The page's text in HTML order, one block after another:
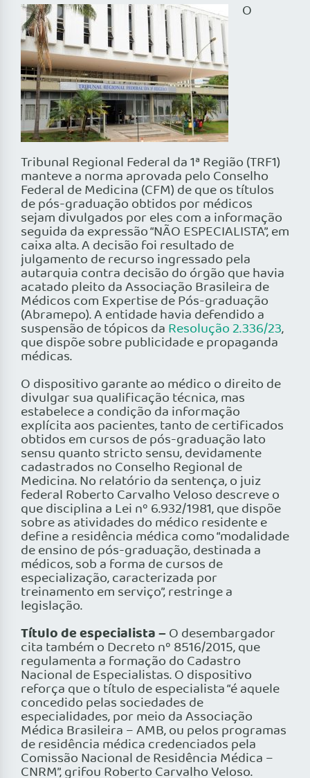
O
Tribunal Regional Federal da 1ª Região (TRF1)
manteve a norma aprovada pelo Conselho
Federal de Medicina (CFM) de que os títulos
de pós-graduação obtidos por médicos
sejam divulgados por eles com a informação
seguida da expressão “NÃO ESPECIALISTA”, em
caixa alta. A decisão foi resultado de
julgamento de recurso ingressado pela
autarquia contra decisão do órgão que havia
acatado pleito da Associação Brasileira de
Médicos com Expertise de Pós-graduação
(Abramepo). A entidade havia defendido a
suspensão de tópicos da Resolução 2.336/23,
que dispõe sobre publicidade e propaganda
médicas.
O dispositivo garante ao médico o direito de
divulgar sua qualificação técnica, mas
estabelece a condição da informação
explícita aos pacientes, tanto de certificados
obtidos em cursos de pós-graduação lato
sensu quanto stricto sensu, devidamente
cadastrados no Conselho Regional de
Medicina. No relatório da sentença, o juiz
federal Roberto Carvalho Veloso descreve o
que disciplina a Lei nº 6.932/1981, que dispõe
sobre as atividades do médico residente e
define a residência médica como “modalidade
de ensino de pós-graduação, destinada a
médicos, sob a forma de cursos de
especialização, caracterizada por
treinamento em serviço”, restringe a
legislação.
Título de especialista –O desembargador
cita também o Decreto nº 8516/2015, que
regulamenta a formação do Cadastro
Nacional de Especialistas. O dispositivo
reforça que o título de especialista “é aquele
concedido pelas sociedades de
especialidades, por meio da Associação
Médica Brasileira – AMB, ou pelos programas
de residência médica credenciados pela
Comissão Nacional de Residência Médica –
CNRM”, grifou Roberto Carvalho Veloso.